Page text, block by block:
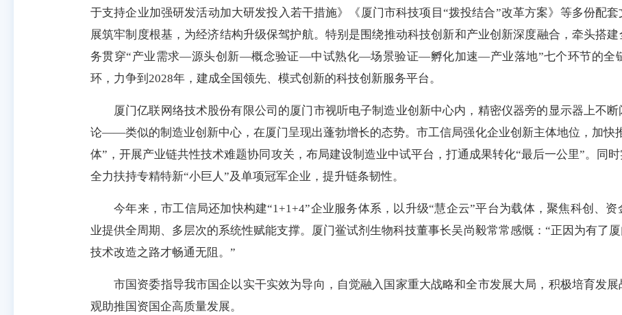
于支持企业加强研发活动加大研发投入若干措施》《厦门市科技项目“拨投结合”改革方案》等多份配
展筑牢制度根基，为经济结构升级保驾护航。特别是围绕推动科技创新和产业创新深度融合，牵头搭
务贯穿“产业需求—源头创新—概念验证—中试熟化—场景验证—孵化加速—产业落地”七个环节的全
环，力争到2028年，建成全国领先、模式创新的科技创新服务平台。
厦门亿联网络技术股份有限公司的厦门市视听电子制造业创新中心内，精密仪器旁的显示器上不
论——类似的制造业创新中心，在厦门呈现出蓬勃增长的态势。市工信局强化企业创新主体地位，加快
体”，开展产业链共性技术难题协同攻关，布局建设制造业中试平台，打通成果转化“最后一公里”。同
全力扶持专精特新“小巨人”及单项冠军企业，提升链条韧性。
今年来，市工信局还加快构建“1+1+4”企业服务体系，以升级“慧企云”平台为载体，聚焦科创、
业提供全周期、多层次的系统性赋能支撑。厦门鲎试剂生物科技董事长吴尚毅常常感慨：“正因为有了
技术改造之路才畅通无阻。”
市国资委指导我市国企以实干实效为导向，自觉融入国家重大战略和全市发展大局，积极培育发
观助推国资国企高质量发展。